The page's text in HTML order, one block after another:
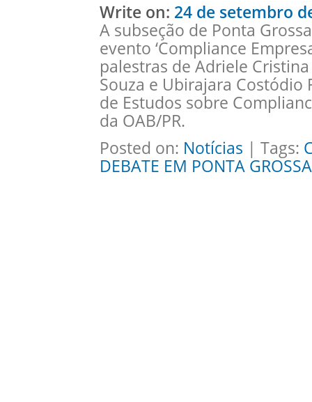
Write on: 24 de setembro
A subseção de Ponta
evento ‘Compliance
palestras de Adriele
Souza e Ubirajara Costódio
de Estudos sobre
da OAB/PR.
Posted on: Notícias | Tags:
DEBATE EM PONTA GROSSA